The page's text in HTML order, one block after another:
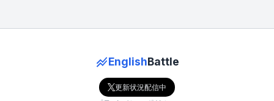
EnglishBattle
更新状況配信中